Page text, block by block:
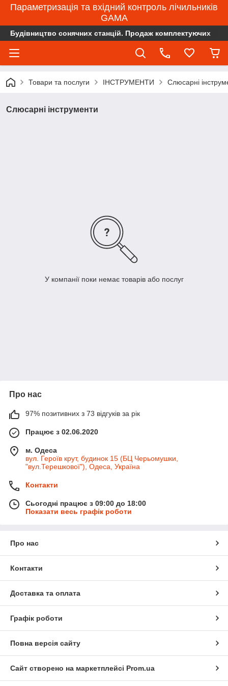
Параметризація та вхідний контроль лічильників
GAMA
Будівництво сонячних станцій. Продаж комплектуючих
Товари та послуги ІНСТРУМЕНТИ Слюсарні
Слюсарні інструменти
У компанії поки немає товарів або послуг
Про нас
97% позитивних з 73 відгуків за рік
Працює з 02.06.2020
м. Одеса
вул. Героїв крут, будинок 15 (БЦ Черьомушки,
"вул.Терешкової"), Одеса, Україна
Контакти
Сьогодні працює з 09:00 до 18:00
Показати весь графік роботи
Про нас
Контакти
Доставка та оплата
Графік роботи
Повна версія сайту
Сайт створено на маркетплейсі Prom.ua